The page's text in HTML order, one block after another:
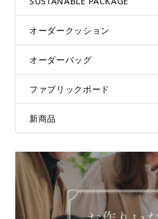
オーダークッション
オーダーバッグ
ファブリックボード
新商品